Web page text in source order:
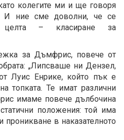
колегите ми и ще говоря
И ние сме доволни, че се
– класиране за
за Дъмфрис, повече от
„Липсваше ни Дензел,
Луис Енрике, който пък е
топката. Те имат различни
имаме повече дълбочина
положения: той има
проникване в наказателното